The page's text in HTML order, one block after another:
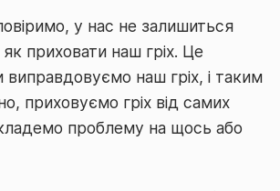
у нас не залишиться
приховати наш гріх. Це
наш гріх, і таким
приховуємо гріх від самих
проблему на щось або